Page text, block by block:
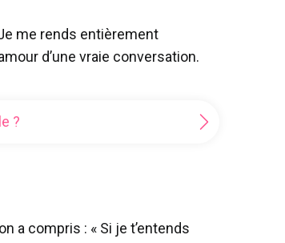
me rends entièrement
d’une vraie conversation.
?
a compris : « Si je t’entends